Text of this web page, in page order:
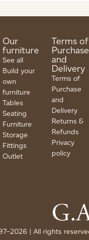
Our
furniture
See all
Build your
own
furniture
Tables
Seating
Furniture
Storage
Fittings
Outlet
Terms of
Purchase
and
Delivery
Terms of
Purchase
and
Delivery
Returns &
Refunds
Privacy
policy
| All rights